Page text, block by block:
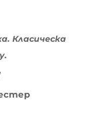
Класическа